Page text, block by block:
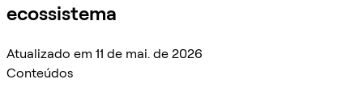
ecossistema
Atualizado em 11 de mai. de 2026
Conteúdos